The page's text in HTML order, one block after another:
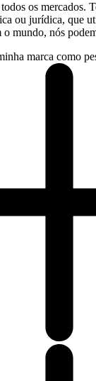
os mercados.
ou jurídica, que
o mundo, nós
marca como